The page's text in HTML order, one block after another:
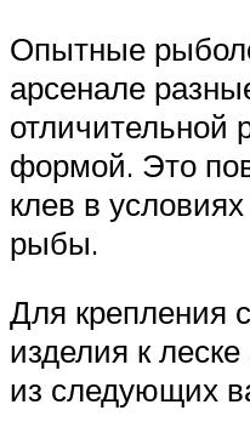
Опытные
арсенале
отличительной
формой. Это
клев в
рыбы.
Для крепления
изделия к
из следующих